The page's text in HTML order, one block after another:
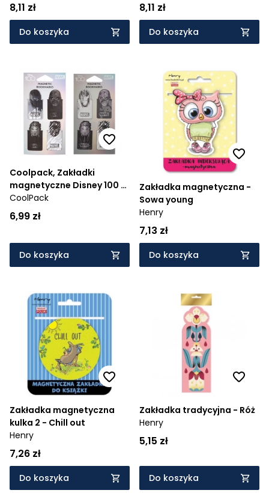
8,11 zł
Do koszyka
8,11 zł
Do koszyka
Coolpack, Zakładki
magnetyczne Disney 100 -
Black Collection
(60213PTR)
CoolPack
6,99 zł
Do koszyka
Zakładka magnetyczna -
Sowa young
Henry
7,13 zł
Do koszyka
Zakładka magnetyczna
kulka 2 - Chill out
Henry
7,26 zł
Do koszyka
Zakładka tradycyjna - Róż
Henry
5,15 zł
Do koszyka